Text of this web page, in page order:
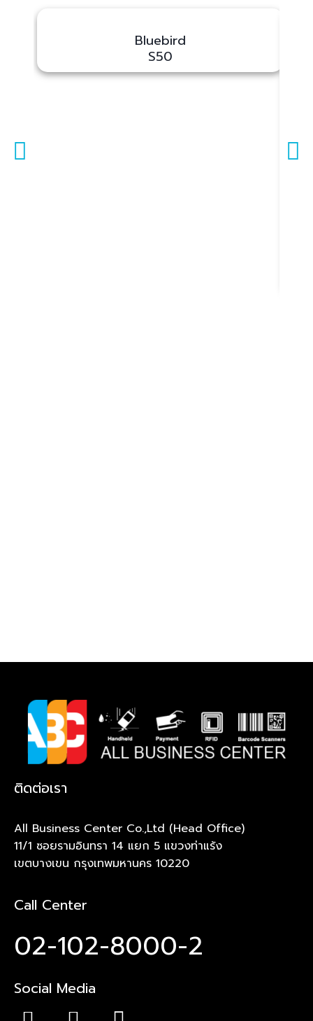
Bluebird
S50
ติดต่อเรา
All Business Center Co.,Ltd (Head Office)
11/1 ซอยรามอินทรา 14 แยก 5 แขวงท่าแร้ง
เขตบางเขน กรุงเทพมหานคร 10220
Call Center
02-102-8000-2
Social Media